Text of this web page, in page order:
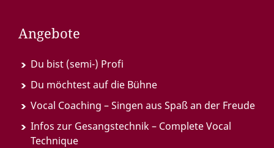
Angebote
Du bist (semi-) Profi
Du möchtest auf die Bühne
Vocal Coaching – Singen aus Spaß an der Freude
Infos zur Gesangstechnik – Complete Vocal
Technique